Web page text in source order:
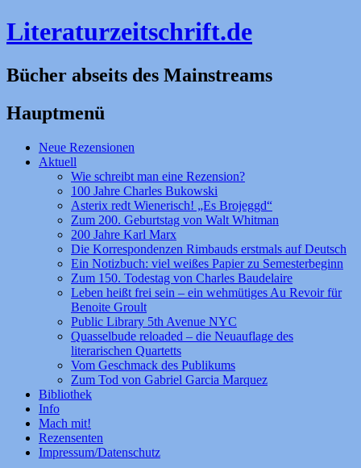
Literaturzeitschrift.de
Bücher abseits des Mainstreams
Hauptmenü
Zum
Inhalt
Neue Rezensionen
Aktuell
Wie schreibt man eine Rezension?
100 Jahre Charles Bukowski
Asterix redt Wienerisch! „Es Brojeggd“
Zum 200. Geburtstag von Walt Whitman
200 Jahre Karl Marx
Die Korrespondenzen Rimbauds erstmals auf Deutsch
Ein Notizbuch: viel weißes Papier zu Semesterbeginn
Zum 150. Todestag von Charles Baudelaire
Leben heißt frei sein – ein wehmütiges Au Revoir für
Benoite Groult
Public Library 5th Avenue NYC
Quasselbude reloaded – die Neuauflage des
literarischen Quartetts
Vom Geschmack des Publikums
Zum Tod von Gabriel Garcia Marquez
Bibliothek
Info
Mach mit!
Rezensenten
Impressum/Datenschutz